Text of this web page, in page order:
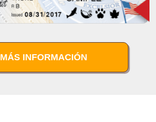
MÁS INFORMACIÓN